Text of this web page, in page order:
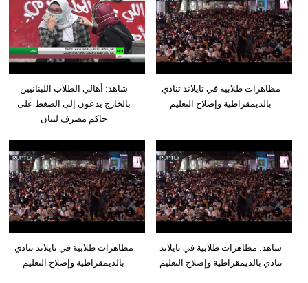
شاهد: أهالي الطلاب اللبنانيين
بالخارج يدعون إلى الضغط على
حاكم مصرف لبنان
مظاهرات طلابية في تايلاند تنادي
بالديمقراطية وإصلاح التعليم
مظاهرات طلابية في تايلاند تنادي
بالديمقراطية وإصلاح التعليم
شاهد: مظاهرات طلابية في تايلاند
تنادي بالديمقراطية وإصلاح التعليم